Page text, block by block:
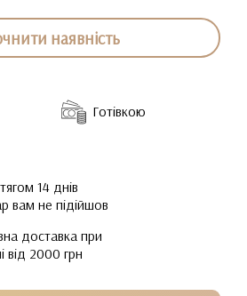
наявність
Готівкою
14 днів
вам не підійшов
доставка при
від 2000 грн